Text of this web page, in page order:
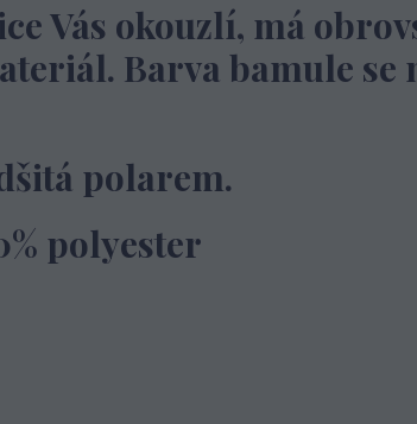
Vás okouzlí, má
Barva bamule se
polarem.
polyester